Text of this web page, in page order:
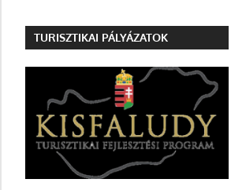
TURISZTIKAI PÁLYÁZATOK